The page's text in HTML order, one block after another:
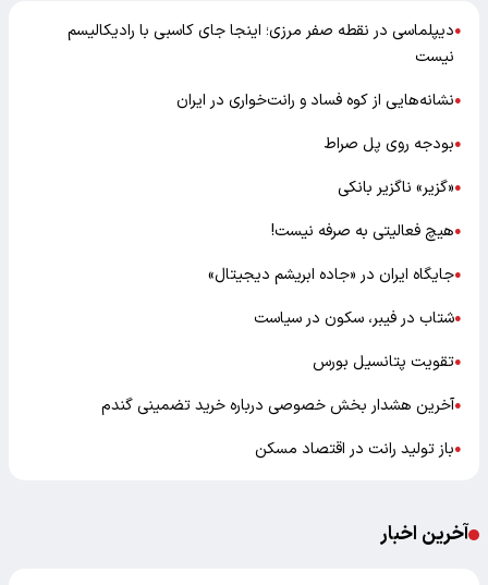
●دیپلماسی در نقطه صفر مرزی؛ اینجا جای کاسبی با رادیکالیسم
نیست
●نشانه‌هایی از کوه فساد و رانت‌خواری در ایران
●بودجه روی پل صراط
●«گزیر» ناگزیر بانکی
●هیچ فعالیتی به صرفه نیست!
●جایگاه ایران در «جاده ابریشم دیجیتال»
●شتاب در فیبر، سکون در سیاست
●تقویت پتانسیل بورس
●آخرین هشدار بخش خصوصی درباره خرید تضمینی گندم
●باز تولید رانت در اقتصاد مسکن
آخرین اخبار